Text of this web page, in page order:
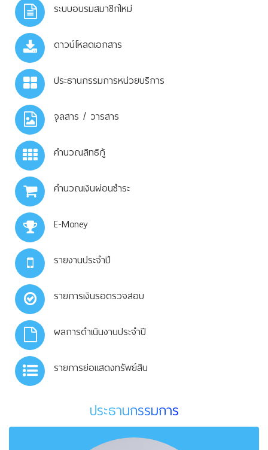
ระบบอบรมสมาชิกใหม่
ดาวน์โหลดเอกสาร
ประธานกรรมการหน่วยบริการ
จุลสาร / วารสาร
คำนวณสิทธิกู้
คำนวณเงินผ่อนชำระ
E-Money
รายงานประจำปี
รายการเงินรอตรวจสอบ
ผลการดำเนินงานประจำปี
รายการย่อแสดงทรัพย์สิน
ประธานกรรมการ